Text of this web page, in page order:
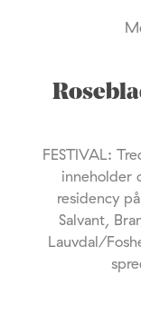
FESTIVAL:
inneholder
residency
Salvant,
Lauvdal/